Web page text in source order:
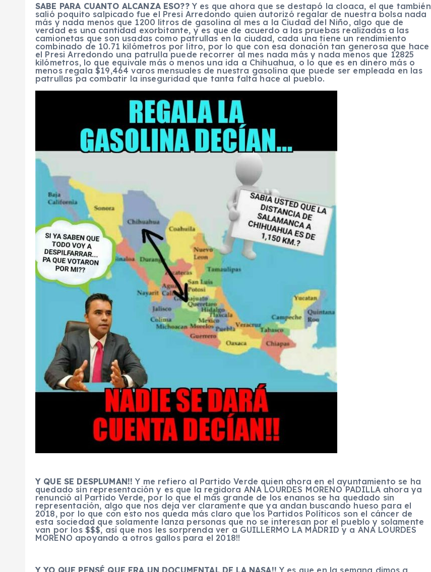
SABE PARA CUANTO ALCANZA ESO??Y es que ahora que se destapó la cloaca, el que también
salió poquito salpicado fue el Presi Arredondo quien autorizó regalar de nuestra bolsa nada
más y nada menos que 1200 litros de gasolina al mes a la Ciudad del Niño, algo que de
verdad es una cantidad exorbitante, y es que de acuerdo a las pruebas realizadas a las
camionetas que son usadas como patrullas en la ciudad, cada una tiene un rendimiento
combinado de 10.71 kilómetros por litro, por lo que con esa donación tan generosa que hace
el Presi Arredondo una patrulla puede recorrer al mes nada más y nada menos que 12825
kilómetros, lo que equivale más o menos una ida a Chihuahua, o lo que es en dinero más o
menos regala $19,464 varos mensuales de nuestra gasolina que puede ser empleada en las
patrullas pa combatir la inseguridad que tanta falta hace al pueblo.
Y QUE SE DESPLUMAN!!Y me refiero al Partido Verde quien ahora en el ayuntamiento se ha
quedado sin representación y es que la regidora ANA LOURDES MORENO PADILLA ahora ya
renunció al Partido Verde, por lo que el más grande de los enanos se ha quedado sin
representación, algo que nos deja ver claramente que ya andan buscando hueso para el
2018, por lo que con esto nos queda más claro que los Partidos Políticos son el cáncer de
esta sociedad que solamente lanza personas que no se interesan por el pueblo y solamente
van por los $$$, así que nos les sorprenda ver a GUILLERMO LA MADRID y a ANA LOURDES
MORENO apoyando a otros gallos para el 2018!!
Y YO QUE PENSÉ QUE ERA UN DOCUMENTAL DE LA NASA!! Y es que en la semana dimos a